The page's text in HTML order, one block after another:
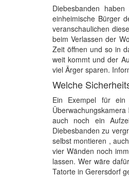
Diebesbanden
einheimische Bürger
veranschaulichen
beim Verlassen der
Zeit öffnen und so in
weit kommt und der
viel Ärger sparen.
Welche
Ein Exempel für ein
auch noch ein
Diebesbanden zu
selbst montieren ,
vier Wänden noch
lassen. Wer wäre
Tatorte in Gerersdorf